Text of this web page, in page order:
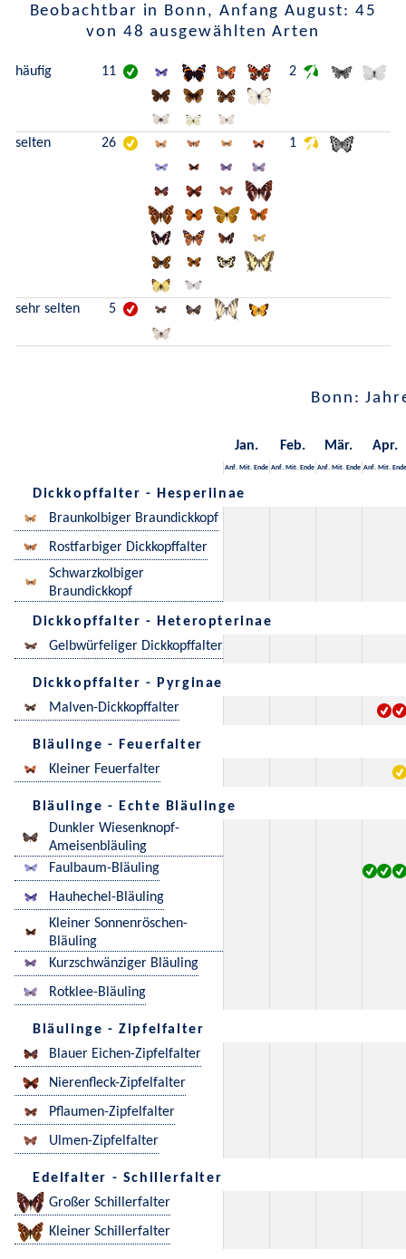
Beobachtbar in Bonn, Anfang August: 45
von 48 ausgewählten Arten
häufig 11 2
selten 26 1
sehr selten 5
Bonn:
Jan. Feb. Mär. Apr.
Anf. Mit. Ende Anf. Mit. Ende Anf. Mit. Ende Anf. Mit. Ende
Dickkopffalter - Hesperiinae
Braunkolbiger Braundickkopf
Rostfarbiger Dickkopffalter
Schwarzkolbiger
Braundickkopf
Dickkopffalter - Heteropterinae
Gelbwürfeliger Dickkopffalter
Dickkopffalter - Pyrginae
Malven-Dickkopffalter
Bläulinge - Feuerfalter
Kleiner Feuerfalter
Bläulinge - Echte Bläulinge
Dunkler Wiesenknopf-
Ameisenbläuling
Faulbaum-Bläuling
Hauhechel-Bläuling
Kleiner Sonnenröschen-
Bläuling
Kurzschwänziger Bläuling
Rotklee-Bläuling
Bläulinge - Zipfelfalter
Blauer Eichen-Zipfelfalter
Nierenfleck-Zipfelfalter
Pflaumen-Zipfelfalter
Ulmen-Zipfelfalter
Edelfalter - Schillerfalter
Großer Schillerfalter
Kleiner Schillerfalter